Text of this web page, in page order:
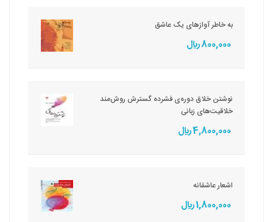
به خاطر آوازهای یک عاشق
800,000 ريال
نوشتن خلاق دوره‌ی فشرده گسترش روش‌مند
خلاقیت‌های زبانی
4,800,000 ريال
اشعار عاشقانه
1,800,000 ريال